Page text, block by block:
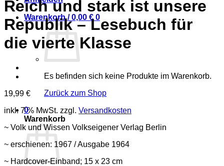
Warenkorb /0,00 € 0
Es befinden sich keine Produkte im Warenkorb.
Zurück zum Shop
0
Warenkorb
Reich und stark ist unsere
Republik – Lesebuch für
die vierte Klasse
19,99 €
inkl. 7 % MwSt. zzgl. Versandkosten
~ Volk und Wissen Volkseigener Verlag Berlin
~ erschienen: 1967 / Ausgabe 1964
~ Hardcover-Einband; 15 x 23 cm